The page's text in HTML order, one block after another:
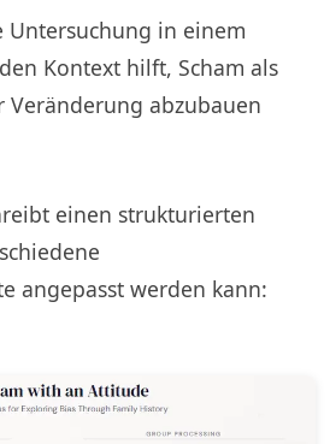
Untersuchung in einem
Kontext hilft, Scham als
Veränderung abzubauen
einen strukturierten
angepasst werden kann: